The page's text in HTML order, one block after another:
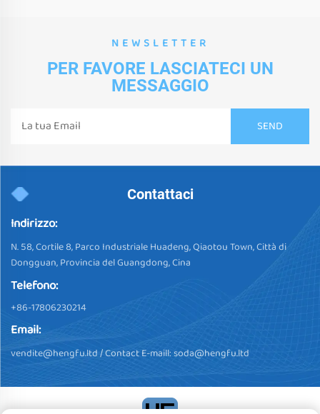
NEWSLETTER
PER FAVORE LASCIATECI UN
MESSAGGIO
Contattaci
Indirizzo:
N. 58, Cortile 8, Parco Industriale Huadeng, Qiaotou Town, Città di
Dongguan, Provincia del Guangdong, Cina
Telefono:
+86-17806230214
Email:
vendite@hengfu.ltd/ Contact E-maill:soda@hengfu.ltd